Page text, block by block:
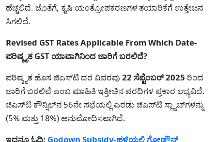
ಹೆಚ್ಚಲಿದೆ. ಜೊತೆಗೆ, ಕೃಷಿ ಯಂತ್ರೋಪಕರಣಗಳ ತಯಾರಿಕೆಗೆ ಉತ್ತೇಜನ
ಸಿಗಲಿದೆ.
Revised GST Rates Applicable From Which Date-
ಪರಿಷ್ಕೃತ GST ಯಾವಾಗಿನಿಂದ ಜಾರಿಗೆ ಬರಲಿದೆ?
ಪರಿಷ್ಕೃತ ಹೊಸ ಜಿಎಸ್‌ಟಿ ದರ ವಿವರವು 22 ಸೆಪ್ಟೆಂಬರ್ 2025 ರಿಂದ
ಜಾರಿಗೆ ಬರಲಿವೆ ಎಂಬ ಮಾಹಿತಿ ಇತ್ತೀಚಿನ ವರದಿಗಳ ಪ್ರಕಾರ ಲಭ್ಯವಿದೆ.
ಜಿಎಸ್‌ಟಿ ಕೌನ್ಸಿಲ್‌ನ 56ನೇ ಸಭೆಯಲ್ಲಿ ಎರಡು ಜಿಎಸ್‌ಟಿ ಸ್ಲ್ಯಾಬ್‌ಗಳನ್ನು
(5% ಮತ್ತು 18%) ಅನುಮೋದಿಸಲಾಗಿದೆ.
ಇದನ್ನೂ ಓದಿ: Godown Subsidy-ಹಳ್ಳಿಯಲ್ಲಿ ಗೋಡೌನ್